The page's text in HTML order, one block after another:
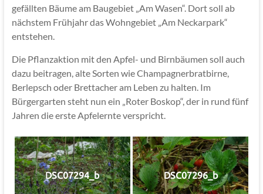
gefällten Bäume am Baugebiet „Am Wasen“. Dort soll ab
nächstem Frühjahr das Wohngebiet „Am Neckarpark“
entstehen.
Die Pflanzaktion mit den Apfel- und Birnbäumen soll auch
dazu beitragen, alte Sorten wie Champagnerbratbirne,
Berlepsch oder Brettacher am Leben zu halten. Im
Bürgergarten steht nun ein „Roter Boskop“, der in rund fünf
Jahren die erste Apfelernte verspricht.
DSC07294_b DSC07296_b